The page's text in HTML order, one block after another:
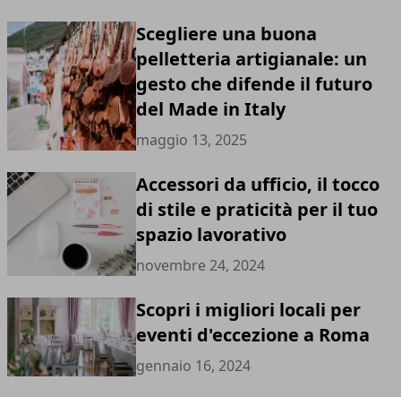
Scegliere una buona
pelletteria artigianale: un
gesto che difende il futuro
del Made in Italy
maggio 13, 2025
Accessori da ufficio, il tocco
di stile e praticità per il tuo
spazio lavorativo
novembre 24, 2024
Scopri i migliori locali per
eventi d'eccezione a Roma
gennaio 16, 2024